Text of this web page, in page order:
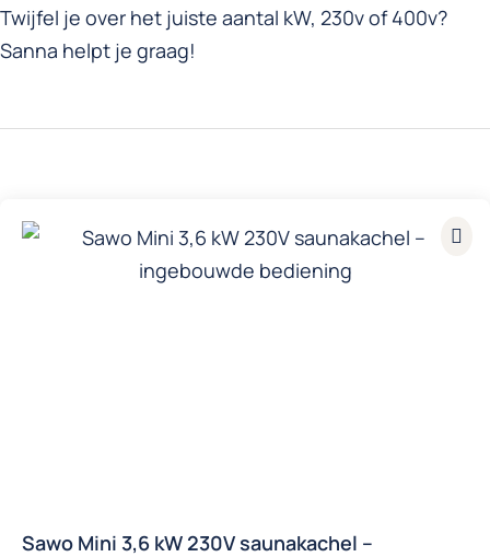
Twijfel je over het juiste aantal kW, 230v of 400v?
Sanna helpt je graag!
Sawo Mini 3,6 kW 230V saunakachel –